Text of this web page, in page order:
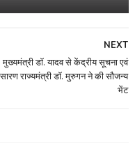
NEXT
मुख्यमंत्री डॉ. यादव से केंद्रीय सूचना एवं
राज्यमंत्री डॉ. मुरुगन ने की सौजन्य
भेंट